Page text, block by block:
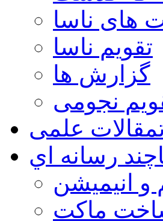
های ناسا
تقویم ناسا
گزارش ها
نجومی
مقالات علمی
چند رسانه اي
و انیمیشن
ماکت